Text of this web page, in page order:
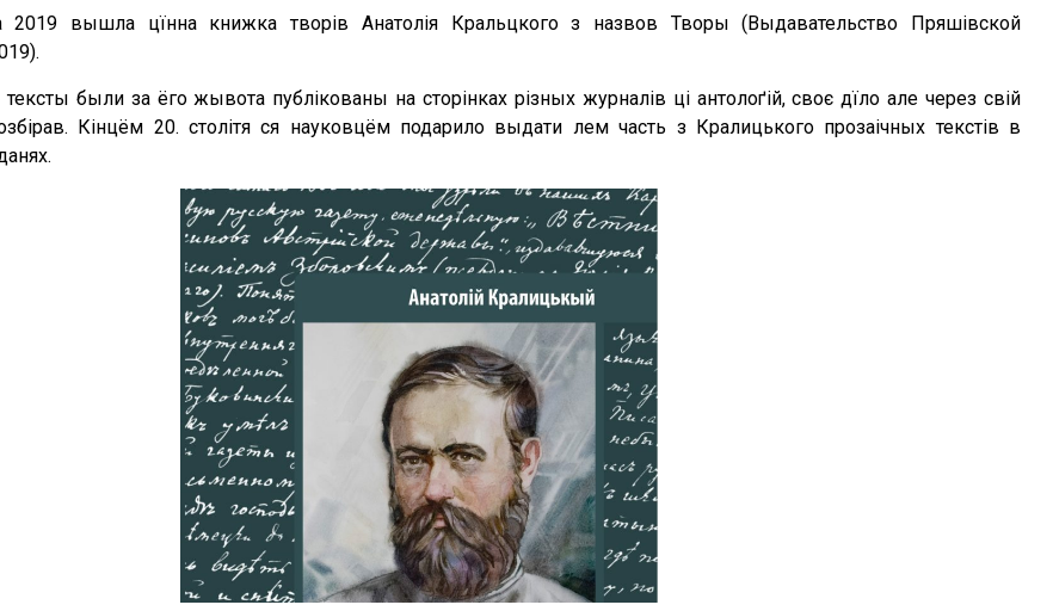
2019 вышла цїнна книжка творів Анатолія Кральцкого з назвов Творы (Выдавательство Пряшівской
были за ёго жывота публікованы на сторінках різных журналів ці антолоґій, своє дїло але через свій
Кінцём 20. столітя ся науковцём подарило выдати лем часть з Кралицького прозаічных текстів в